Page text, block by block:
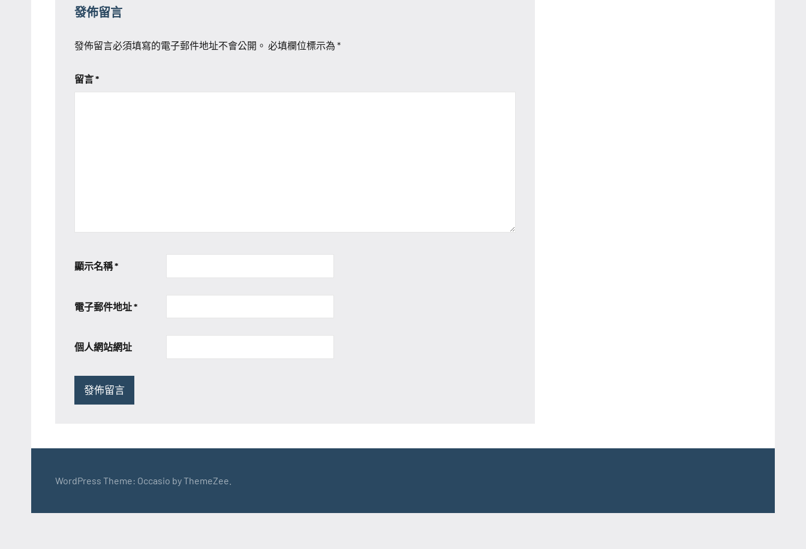
發佈留言
發佈留言必須填寫的電子郵件地址不會公開。 必填欄位標示為 *
留言*
顯示名稱*
電子郵件地址*
個人網站網址
WordPress Theme: Occasio by ThemeZee.